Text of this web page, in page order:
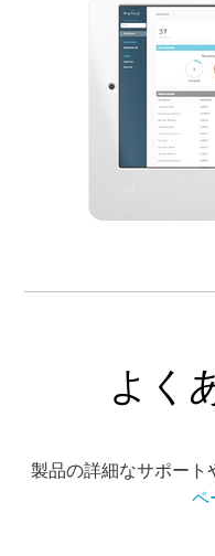
よく
製品の詳細なサポート
ペ